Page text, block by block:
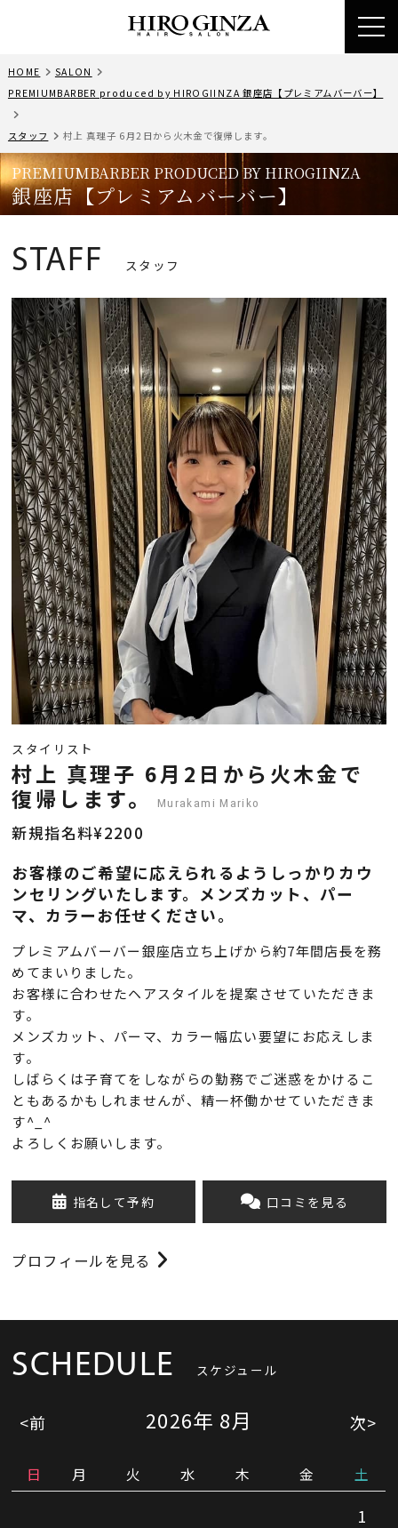
HOME
SALON
PREMIUMBARBER produced by HIROGIINZA 銀座店【プレミアムバーバー】
スタッフ 村上 真理子 6月2日から火木金で復帰します。
PREMIUMBARBER PRODUCED BY HIROGIINZA
銀座店【プレミアムバーバー】
STAFF スタッフ
スタイリスト
村上 真理子 6月2日から火木金で
復帰します。
Murakami Mariko
新規指名料¥2200
お客様のご希望に応えられるようしっかりカウ
ンセリングいたします。メンズカット、パー
マ、カラーお任せください。
プレミアムバーバー銀座店立ち上げから約7年間店長を務
めてまいりました。
お客様に合わせたヘアスタイルを提案させていただきま
す。
メンズカット、パーマ、カラー幅広い要望にお応えしま
す。
しばらくは子育てをしながらの勤務でご迷惑をかけるこ
ともあるかもしれませんが、精一杯働かせていただきま
す^_^
よろしくお願いします。
指名して予約 口コミを見る
プロフィールを見る
SCHEDULE スケジュール
<前 次>
2026年 8月
日 月 火 水 木 金 土
1